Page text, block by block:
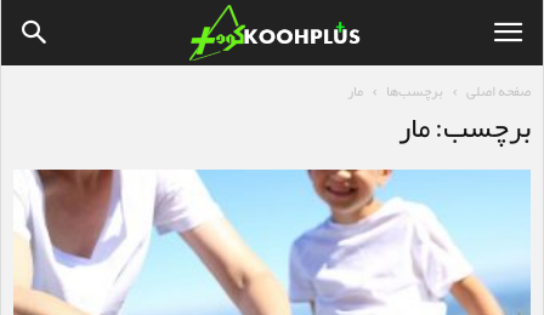
صفحه اصلی برچسب‌ها مار
برچسب: مار